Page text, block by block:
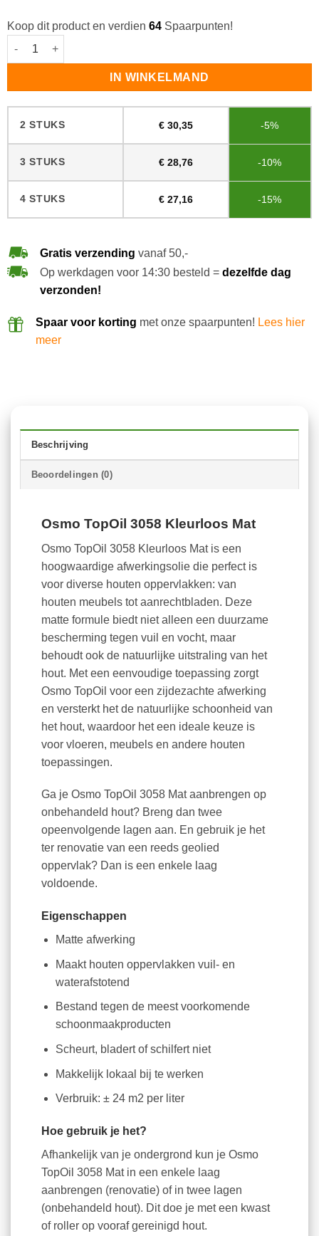
Koop dit product en verdien 64Spaarpunten!
Osmo TopOil 3058 Kleurloos Mat aantal
IN WINKELMAND
2 STUKS €30,35 -5%
3 STUKS €28,76 -10%
4 STUKS €27,16 -15%
Gratis verzending vanaf 50,-
Op werkdagen voor 14:30 besteld = dezelfde dag
verzonden!
Spaar voor korting met onze spaarpunten! Lees hier
meer
Beschrijving
Beoordelingen (0)
Osmo TopOil 3058 Kleurloos Mat
Osmo TopOil 3058 Kleurloos Mat is een
hoogwaardige afwerkingsolie die perfect is
voor diverse houten oppervlakken: van
houten meubels tot aanrechtbladen. Deze
matte formule biedt niet alleen een duurzame
bescherming tegen vuil en vocht, maar
behoudt ook de natuurlijke uitstraling van het
hout. Met een eenvoudige toepassing zorgt
Osmo TopOil voor een zijdezachte afwerking
en versterkt het de natuurlijke schoonheid van
het hout, waardoor het een ideale keuze is
voor vloeren, meubels en andere houten
toepassingen.
Ga je Osmo TopOil 3058 Mat aanbrengen op
onbehandeld hout? Breng dan twee
opeenvolgende lagen aan. En gebruik je het
ter renovatie van een reeds geolied
oppervlak? Dan is een enkele laag
voldoende.
Eigenschappen
Matte afwerking
Maakt houten oppervlakken vuil- en
waterafstotend
Bestand tegen de meest voorkomende
schoonmaakproducten
Scheurt, bladert of schilfert niet
Makkelijk lokaal bij te werken
Verbruik: ± 24 m2 per liter
Hoe gebruik je het?
Afhankelijk van je ondergrond kun je Osmo
TopOil 3058 Mat in een enkele laag
aanbrengen (renovatie) of in twee lagen
(onbehandeld hout). Dit doe je met een kwast
of roller op vooraf gereinigd hout.